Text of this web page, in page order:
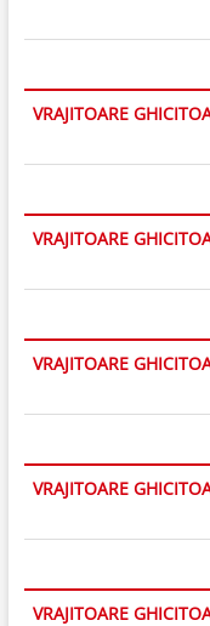
VRAJITOARE
VRAJITOARE
VRAJITOARE
VRAJITOARE
VRAJITOARE